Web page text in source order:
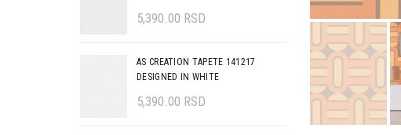
5,390.00 RSD
AS CREATION TAPETE 141217
DESIGNED IN WHITE
5,390.00 RSD